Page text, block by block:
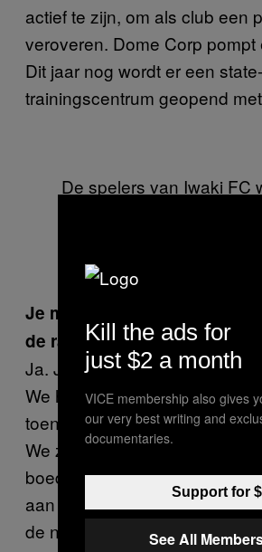
actief te zijn, om als club een
veroveren. Dome Corp pompt
Dit jaar nog wordt er een
trainingscentrum geopend
De spelers van Iwaki FC
(Foto: Iwaki FC)
Je merkt dus nog veel van
de ramp.
Ja. Je ziet overal nog
We hebben in maart ook een
toen was de ramp precies vijf
We zijn met de hele ploeg naar
boeddhistische
aan zee, om de slachtoffers te
de nabestaanden te steunen.
Kill the ads for
just $2 a month
VICE membership also gives
our very best writing and
documentaries.
Support for
See All